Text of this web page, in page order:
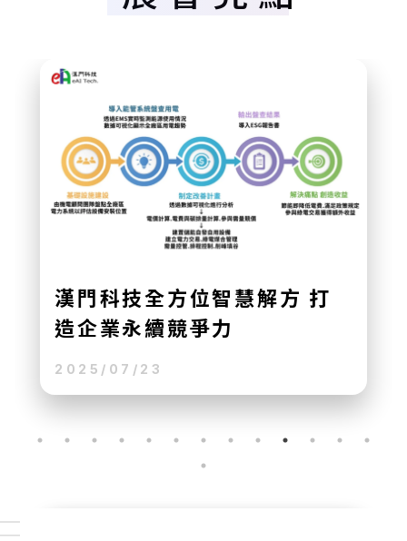
凌群OMFLOW流程自動化引
擎 數位化管理新典範
2025/07/23